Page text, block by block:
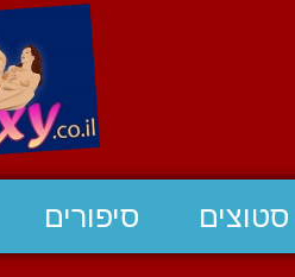
סטוצים סיפורים